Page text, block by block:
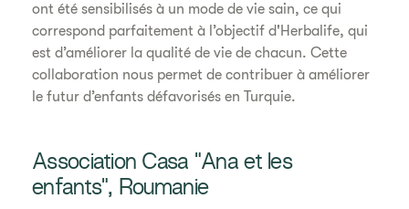
ont été sensibilisés à un mode de vie sain, ce qui
correspond parfaitement à l’objectif d'Herbalife, qui
est d’améliorer la qualité de vie de chacun. Cette
collaboration nous permet de contribuer à améliorer
le futur d’enfants défavorisés en Turquie.
Association Casa "Ana et les
enfants", Roumanie